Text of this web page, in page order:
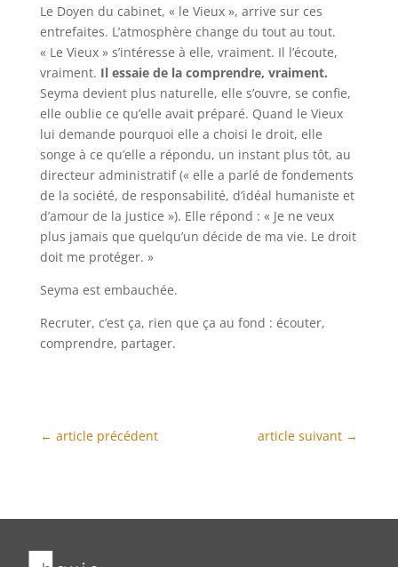
Le Doyen du cabinet, « le Vieux », arrive sur ces
entrefaites. L’atmosphère change du tout au tout.
« Le Vieux » s’intéresse à elle, vraiment. Il l’écoute,
vraiment. Il essaie de la comprendre, vraiment.
Seyma devient plus naturelle, elle s’ouvre, se confie,
elle oublie ce qu’elle avait préparé. Quand le Vieux
lui demande pourquoi elle a choisi le droit, elle
songe à ce qu’elle a répondu, un instant plus tôt, au
directeur administratif (« elle a parlé de fondements
de la société, de responsabilité, d’idéal humaniste et
d’amour de la justice »). Elle répond : « Je ne veux
plus jamais que quelqu’un décide de ma vie. Le droit
doit me protéger. »
Seyma est embauchée.
Recruter, c’est ça, rien que ça au fond : écouter,
comprendre, partager.
← article précédent article suivant →